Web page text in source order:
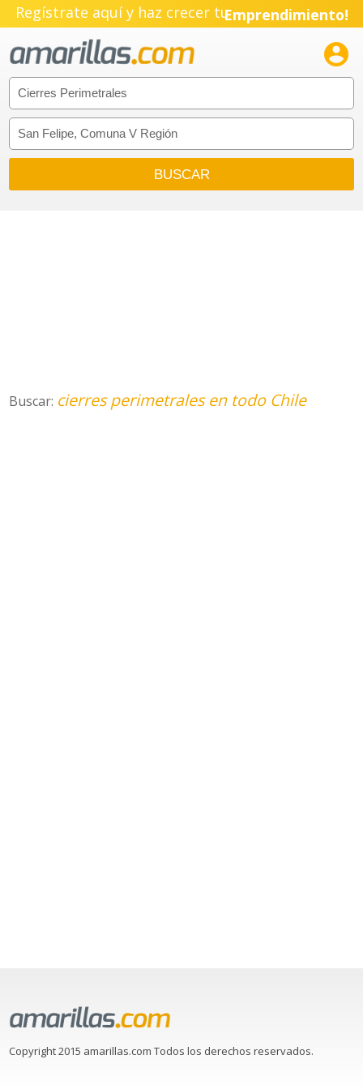
Regístrate aquí y haz crecer tuEmprendimiento!

Buscar: cierres perimetrales en todo Chile
Copyright 2015 amarillas.com Todos los derechos reservados.